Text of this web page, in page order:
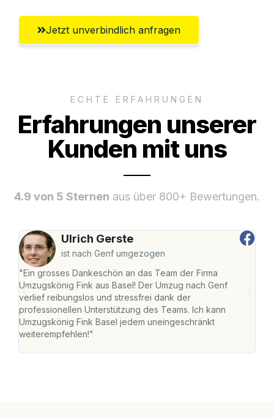
Jetzt unverbindlich anfragen
ECHTE ERFAHRUNGEN
Erfahrungen unserer
Kunden mit uns
4.9 von 5 Sternen aus über 800+ Bewertungen.
Ulrich Gerste
ist nach Genf umgezogen
"Ein grosses Dankeschön an das Team der Firma
Umzugskönig Fink aus Basel! Der Umzug nach Genf
verlief reibungslos und stressfrei dank der
professionellen Unterstützung des Teams. Ich kann
Umzugskönig Fink Basel jedem uneingeschränkt
weiterempfehlen!"